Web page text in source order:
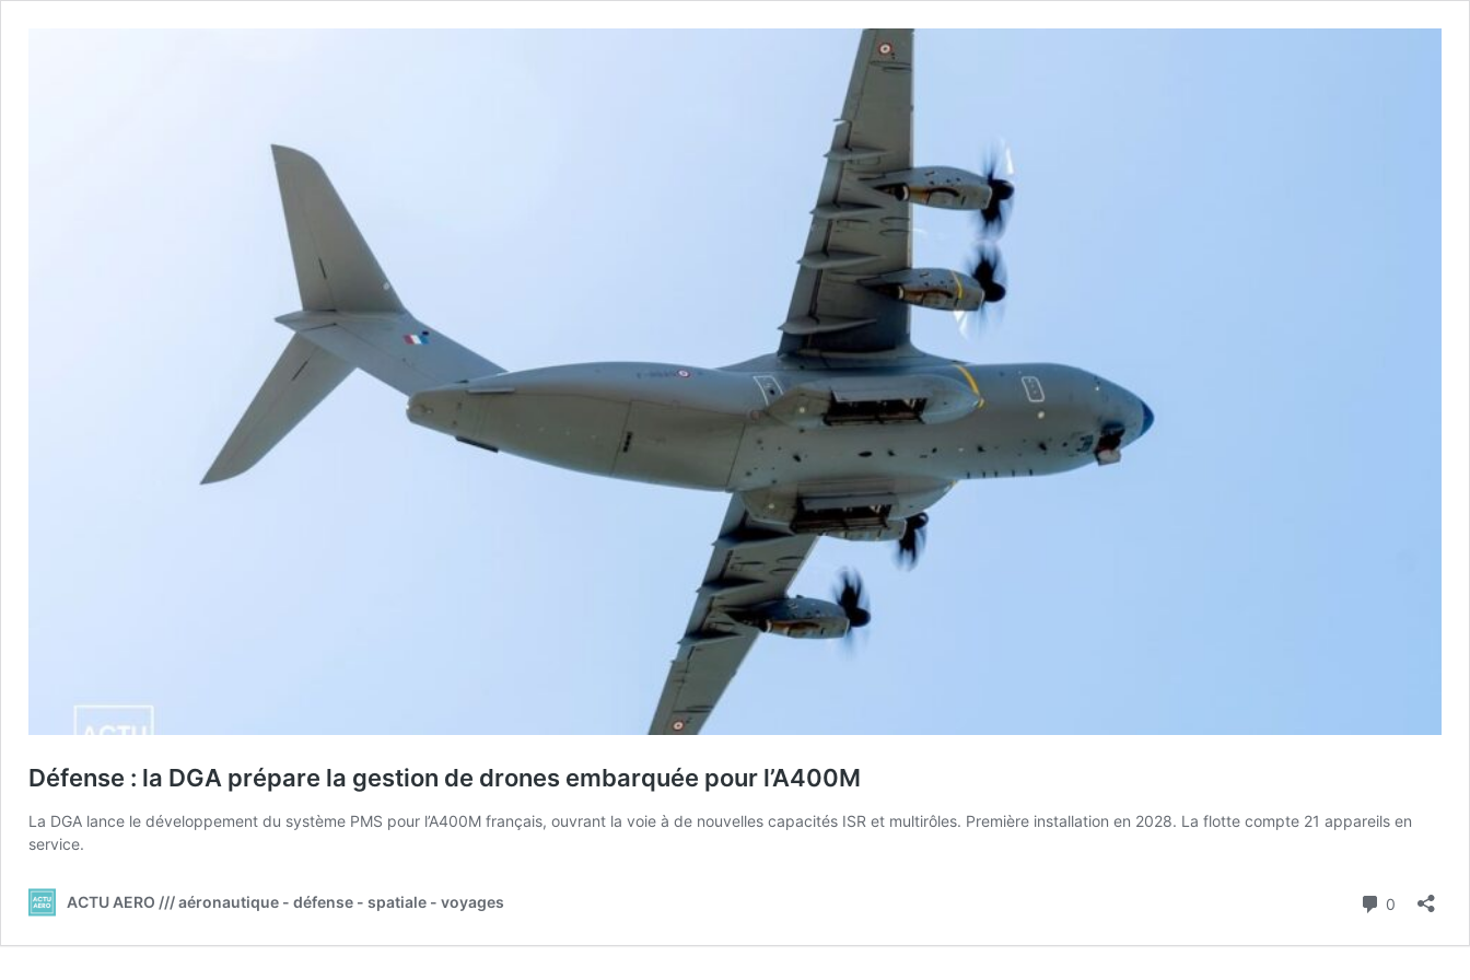
Défense : la DGA prépare la gestion de drones embarquée pour l’A400M
La DGA lance le développement du système PMS pour l’A400M français, ouvrant la voie à de nouvelles capacités ISR et multirôles. Première installation en 2028. La flotte compte 21 appareils en
service.
ACTU AERO /// aéronautique - défense - spatiale - voyages 0